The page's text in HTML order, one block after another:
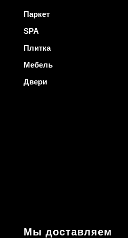
Паркет
SPA
Плитка
Мебель
Двери
Мы доставляем